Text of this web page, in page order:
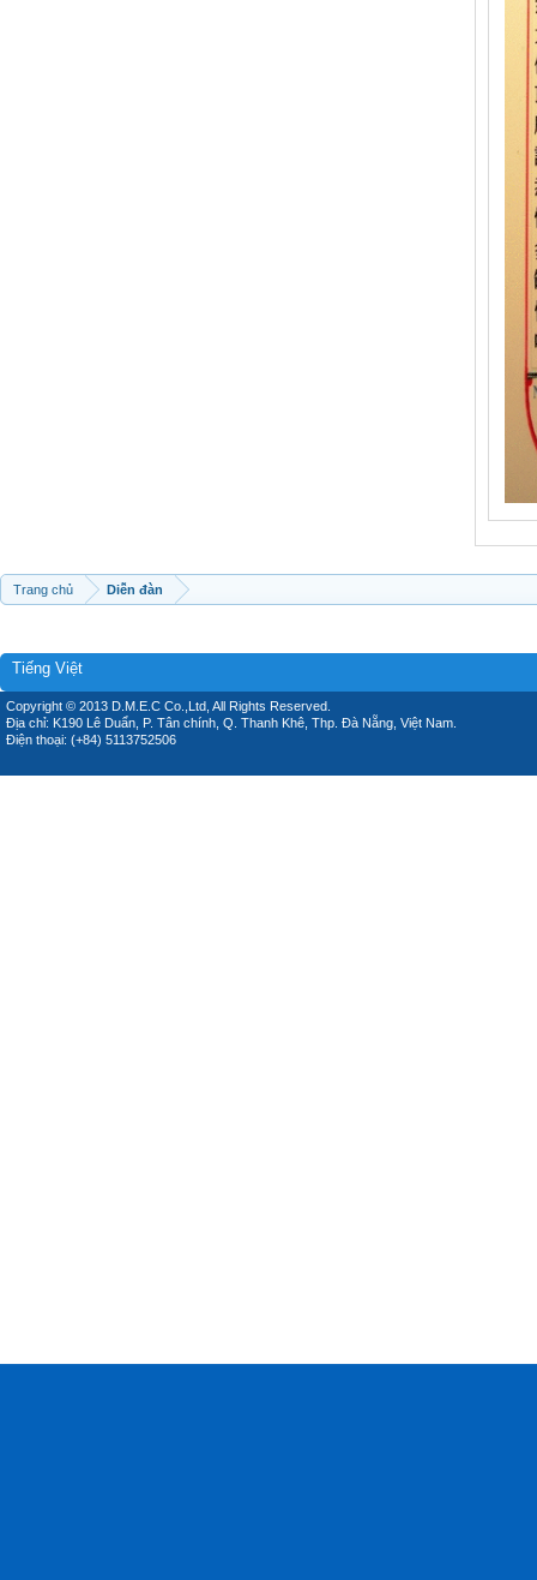
Trang chủ Diễn đàn
Tiếng Việt
Copyright © 2013 D.M.E.C Co.,Ltd, All Rights Reserved.
Địa chỉ: K190 Lê Duẩn, P. Tân chính, Q. Thanh Khê, Thp. Đà Nẵng, Việt Nam.
Điện thoại: (+84) 5113752506